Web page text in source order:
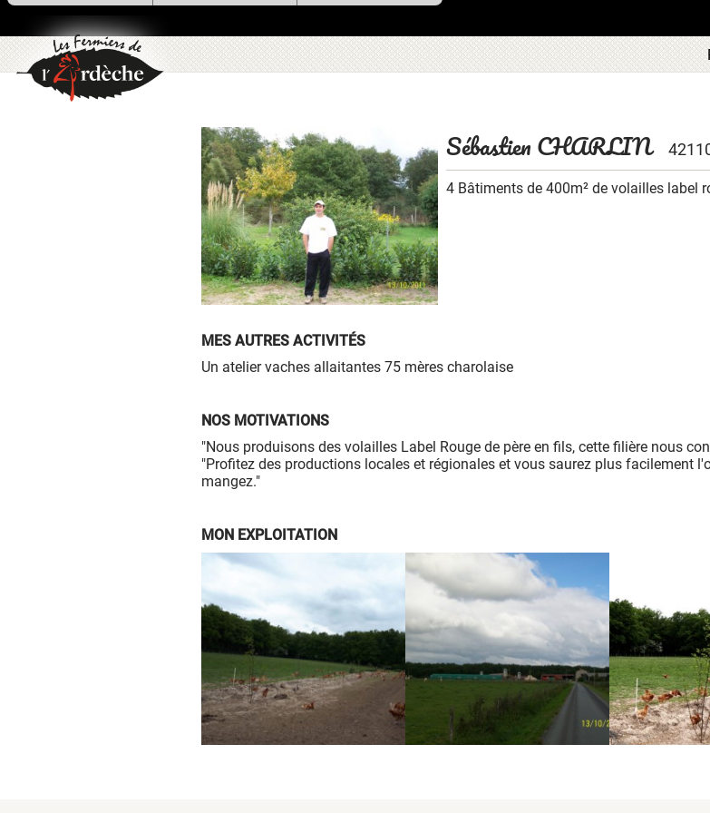
Sébastien CHARLIN
4 Bâtiments de 400m² de volailles label
MES AUTRES ACTIVITÉS
Un atelier vaches allaitantes 75 mères charolaise
NOS MOTIVATIONS
"Nous produisons des volailles Label Rouge de père en fils, cette filière nous
"Profitez des productions locales et régionales et vous saurez plus facilement
mangez."
MON EXPLOITATION
Nous utilisons des cookies pour nous
assurer du bon fonctionnement de notre
site et à des fins analytiques. Vous
page de notre site. En autorisant ces
services tiers, vous acceptez le dépôt et la
lecture de cookies et l'utilisation de
technologies de suivi nécessaires à leur
bon fonctionnement.
Charte de confidentialité